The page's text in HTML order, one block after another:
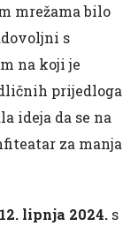
mrežama bilo
s
na koji je
prijedloga
ideja da se na
za manja
12. lipnja 2024. s